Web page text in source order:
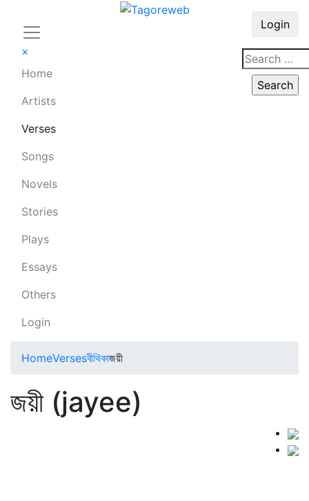
×
Home
Artists
Verses
Songs
Novels
Stories
Plays
Essays
Others
Login
Login
HomeVersesবীথিকাজয়ী
জয়ী (jayee)